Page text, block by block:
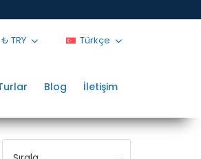
₺ TRY Türkçe
Blog İletişim